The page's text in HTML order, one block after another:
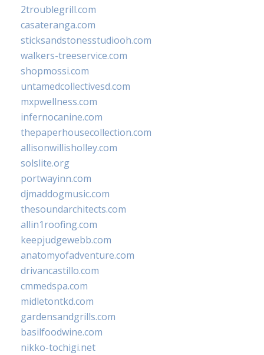
2troublegrill.com
casateranga.com
sticksandstonesstudiooh.com
walkers-treeservice.com
shopmossi.com
untamedcollectivesd.com
mxpwellness.com
infernocanine.com
thepaperhousecollection.com
allisonwillisholley.com
solslite.org
portwayinn.com
djmaddogmusic.com
thesoundarchitects.com
allin1roofing.com
keepjudgewebb.com
anatomyofadventure.com
drivancastillo.com
cmmedspa.com
midletontkd.com
gardensandgrills.com
basilfoodwine.com
nikko-tochigi.net